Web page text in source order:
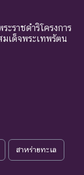
ราชดำริโครงการ
เด็จพระเทพรัตน
สาหร่ายทะเล